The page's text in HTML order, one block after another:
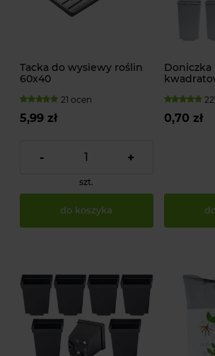
Tacka do wysiewy roślin
60x40
21 ocen
5,99 zł
- +
szt.
do koszyka
0,70 zł